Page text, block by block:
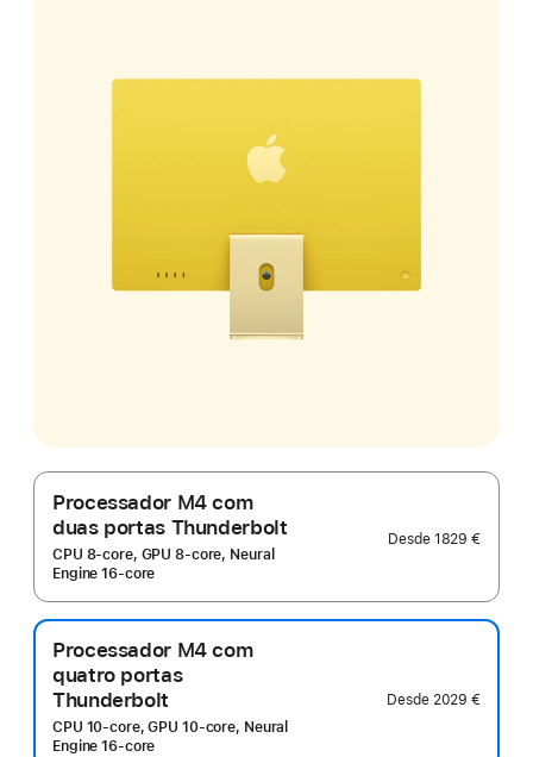
Processador M4 com
duas portas Thunderbolt
CPU 8-core, GPU 8-core, Neural
Engine 16-core
Desde 1829 €
Processador M4 com
quatro portas
Thunderbolt
CPU 10-core, GPU 10-core, Neural
Engine 16-core
Desde 2029 €